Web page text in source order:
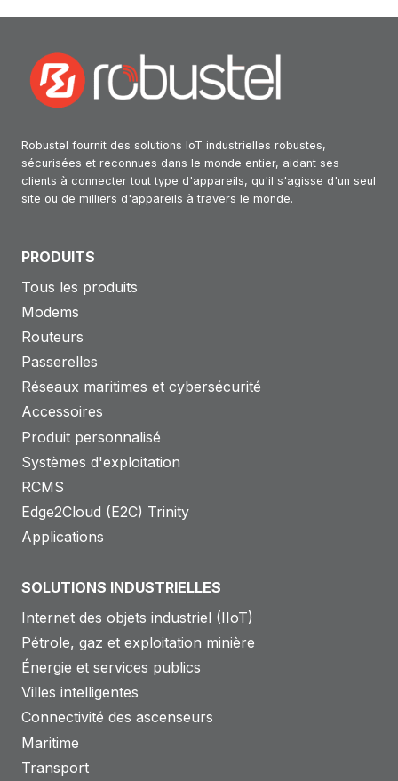
Robustel fournit des solutions IoT industrielles robustes,
sécurisées et reconnues dans le monde entier, aidant ses
clients à connecter tout type d'appareils, qu'il s'agisse d'un seul
site ou de milliers d'appareils à travers le monde.
PRODUITS
Tous les produits
Modems
Routeurs
Passerelles
Réseaux maritimes et cybersécurité
Accessoires
Produit personnalisé
Systèmes d'exploitation
RCMS
Edge2Cloud (E2C) Trinity
Applications
SOLUTIONS INDUSTRIELLES
Internet des objets industriel (IIoT)
Pétrole, gaz et exploitation minière
Énergie et services publics
Villes intelligentes
Connectivité des ascenseurs
Maritime
Transport